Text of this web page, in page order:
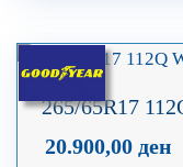
265/65R17
20.900,00 ден